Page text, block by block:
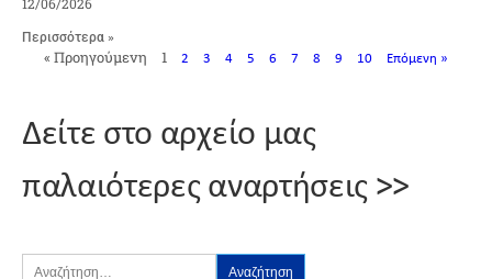
Περισσότερα »
« Προηγούμενη 1 2 3 4 5 6 7 8 9 10 Επόμενη »
Δείτε στο αρχείο μας
παλαιότερες αναρτήσεις >>